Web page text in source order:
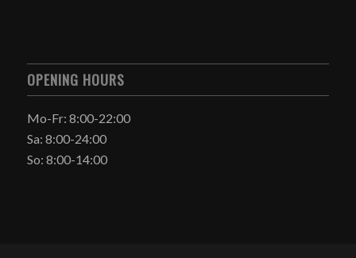
OPENING HOURS
Mo-Fr: 8:00-22:00
Sa: 8:00-24:00
So: 8:00-14:00